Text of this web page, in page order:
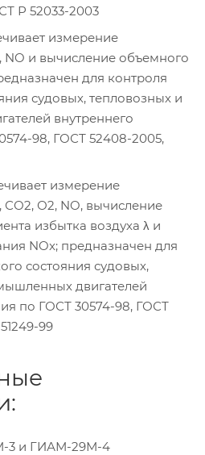
Р 52033-2003
измерение
и вычисление объемного
для контроля
судовых, тепловозных и
внутреннего
98, ГОСТ 52408-2005,
измерение
О2, NO, вычисление
избытка воздуха λ и
NOx; предназначен для
состояния судовых,
двигателей
по ГОСТ 30574-98, ГОСТ
99
3 и ГИАМ-29М-4